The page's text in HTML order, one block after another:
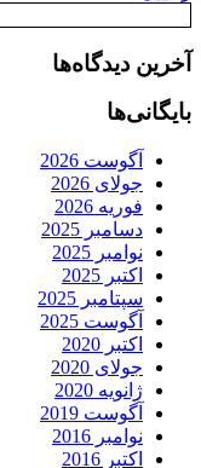
آخرین دیدگاه‌ها
بایگانی‌ها
آگوست 2026
جولای 2026
فوریه 2026
دسامبر 2025
نوامبر 2025
اکتبر 2025
سپتامبر 2025
آگوست 2025
اکتبر 2020
جولای 2020
ژانویه 2020
آگوست 2019
نوامبر 2016
اکتبر 2016